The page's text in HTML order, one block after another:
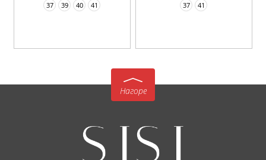
37 39 40 41 37 41
Нагоре